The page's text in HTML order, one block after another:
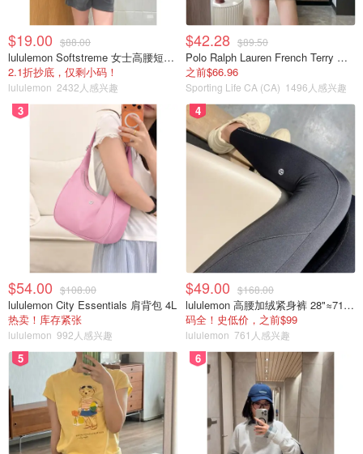
$19.00 $88.00
lululemon Softstreme 女士高腰短裤 10cm
2.1折抄底，仅剩小码！
lululemon 2432人感兴趣
$42.28 $89.50
Polo Ralph Lauren French Terry 女童连帽卫衣 7-16码
之前$66.96
Sporting Life CA (CA) 1496人感兴趣
3
$54.00 $108.00
lululemon City Essentials 肩背包 4L
热卖！库存紧张
lululemon 992人感兴趣
4
$49.00 $168.00
lululemon 高腰加绒紧身裤 28"≈71cm 5个口袋
码全！史低价，之前$99
lululemon 761人感兴趣
5 6